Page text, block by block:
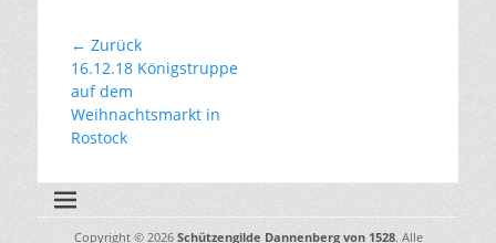
Beitragsnavigation
← Zurück
Vorhergehender
Beitrag:
16.12.18 Königstruppe
auf dem
Weihnachtsmarkt in
Rostock
Copyright © 2026 Schützengilde Dannenberg von 1528. Alle